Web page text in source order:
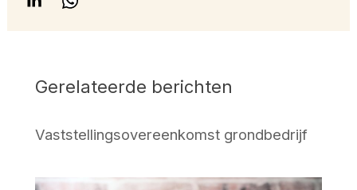
Gerelateerde berichten
Vaststellingsovereenkomst grondbedrijf